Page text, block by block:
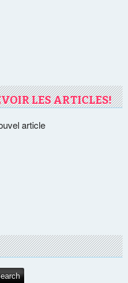
LES ARTICLES!
article